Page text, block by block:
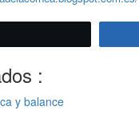
:
y balance